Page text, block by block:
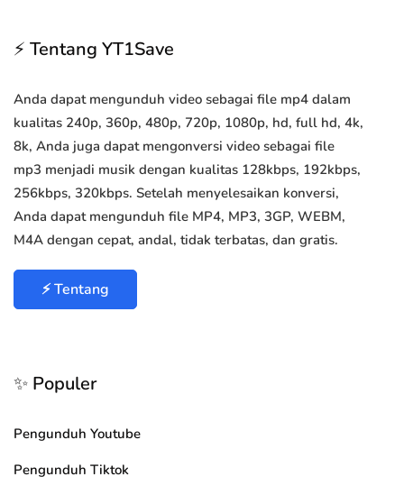
⚡ Tentang YT1Save
Anda dapat mengunduh video sebagai file mp4 dalam
kualitas 240p, 360p, 480p, 720p, 1080p, hd, full hd, 4k,
8k, Anda juga dapat mengonversi video sebagai file
mp3 menjadi musik dengan kualitas 128kbps, 192kbps,
256kbps, 320kbps. Setelah menyelesaikan konversi,
Anda dapat mengunduh file MP4, MP3, 3GP, WEBM,
M4A dengan cepat, andal, tidak terbatas, dan gratis.
⚡ Tentang
✨ Populer
Pengunduh Youtube
Pengunduh Tiktok